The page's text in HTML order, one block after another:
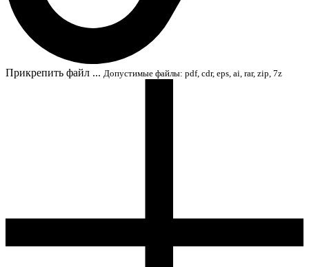
Прикрепить файл ... Допустимые файлы: pdf, cdr, eps, ai, rar, zip, 7z